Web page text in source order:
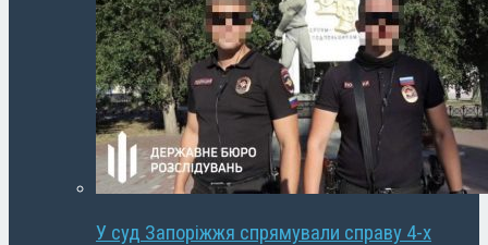
У суд Запоріжжя спрямували справу 4-х